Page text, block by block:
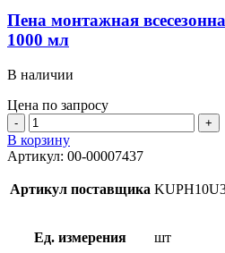
Пена монтажная
1000 мл
В наличии
Цена по запросу
Количество
товара
Пена
монтажная
всесезонная
KUDO
30+,
1000
В корзину
Артикул: 00-00007437
Артикул поставщика
Ед. измерения шт